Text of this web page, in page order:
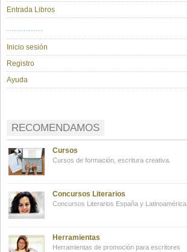
Entrada Libros
...............
Inicio sesión
Registro
Ayuda
RECOMENDAMOS
Cursos
Cursos de formación, escritura creativa.
Concursos Literarios
Concursos Literarios España y Latinoamérica
Herramientas
Herramientas de promoción para escritores